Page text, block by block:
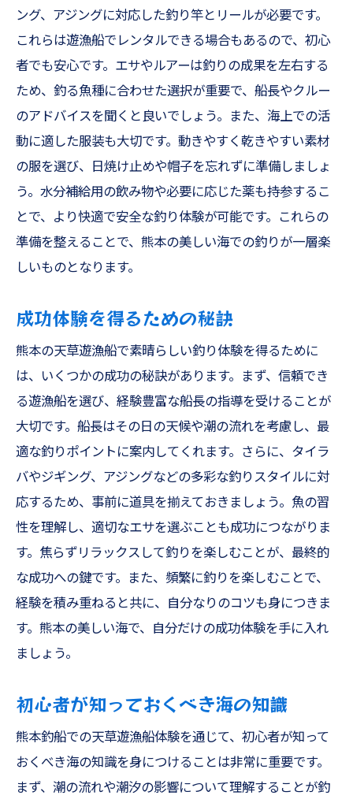
ング、アジングに対応した釣り竿とリールが必要です。
これらは遊漁船でレンタルできる場合もあるので、初心
者でも安心です。エサやルアーは釣りの成果を左右する
ため、釣る魚種に合わせた選択が重要で、船長やクルー
のアドバイスを聞くと良いでしょう。また、海上での活
動に適した服装も大切です。動きやすく乾きやすい素材
の服を選び、日焼け止めや帽子を忘れずに準備しましょ
う。水分補給用の飲み物や必要に応じた薬も持参するこ
とで、より快適で安全な釣り体験が可能です。これらの
準備を整えることで、熊本の美しい海での釣りが一層楽
しいものとなります。
成功体験を得るための秘訣
熊本の天草遊漁船で素晴らしい釣り体験を得るために
は、いくつかの成功の秘訣があります。まず、信頼でき
る遊漁船を選び、経験豊富な船長の指導を受けることが
大切です。船長はその日の天候や潮の流れを考慮し、最
適な釣りポイントに案内してくれます。さらに、タイラ
バやジギング、アジングなどの多彩な釣りスタイルに対
応するため、事前に道具を揃えておきましょう。魚の習
性を理解し、適切なエサを選ぶことも成功につながりま
す。焦らずリラックスして釣りを楽しむことが、最終的
な成功への鍵です。また、頻繁に釣りを楽しむことで、
経験を積み重ねると共に、自分なりのコツも身につきま
す。熊本の美しい海で、自分だけの成功体験を手に入れ
ましょう。
初心者が知っておくべき海の知識
熊本釣船での天草遊漁船体験を通じて、初心者が知って
おくべき海の知識を身につけることは非常に重要です。
まず、潮の流れや潮汐の影響について理解することが釣